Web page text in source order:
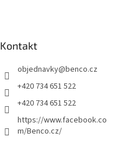
Kontakt
objednavky@benco.cz
+420 734 651 522
+420 734 651 522
https://www.facebook.co
m/Benco.cz/